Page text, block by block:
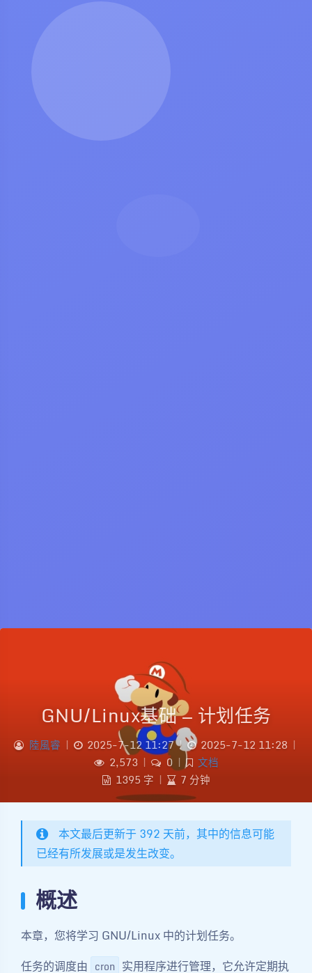
GNU/Linux基础 — 计划任务
陸風睿 | 2025-7-12 11:27 | 2025-7-12 11:28 |
2,573 | 0 |
文档
1395 字 | 7 分钟
本文最后更新于 392 天前，其中的信息可能
已经有所发展或是发生改变。
概述
本章，您将学习 GNU/Linux 中的计划任务。
任务的调度由 cron 实用程序进行管理，它允许定期执